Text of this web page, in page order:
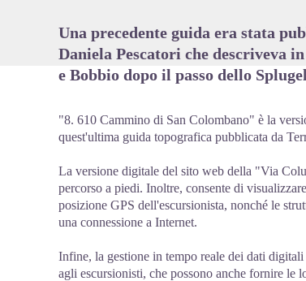
Una precedente guida era stata
Daniela Pescatori che descriveva
e Bobbio dopo il passo dello
"8. 610 Cammino di San Colombano" è la
quest'ultima guida topografica pubblicata da
La versione digitale del sito web della "Via
percorso a piedi. Inoltre, consente di
posizione GPS dell'escursionista, nonché le
una connessione a Internet.
Infine, la gestione in tempo reale dei dati
agli escursionisti, che possono anche fornire le